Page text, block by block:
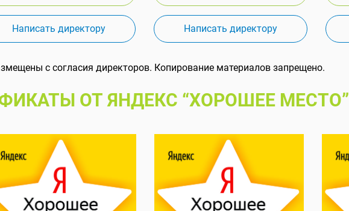
Написать директору Написать директору
с согласия директоров. Копирование материалов запрещено.
ОТ ЯНДЕКС “ХОРОШЕЕ МЕСТО”